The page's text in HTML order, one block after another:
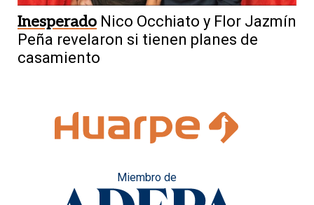
Inesperado Nico Occhiato y Flor Jazmín
Peña revelaron si tienen planes de
casamiento
Miembro de